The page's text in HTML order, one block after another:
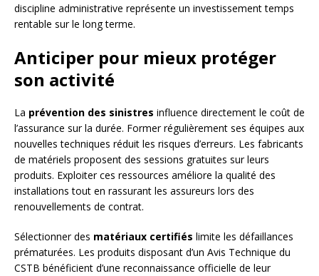
discipline administrative représente un investissement temps
rentable sur le long terme.
Anticiper pour mieux protéger
son activité
La prévention des sinistres influence directement le coût de
l’assurance sur la durée. Former régulièrement ses équipes aux
nouvelles techniques réduit les risques d’erreurs. Les fabricants
de matériels proposent des sessions gratuites sur leurs
produits. Exploiter ces ressources améliore la qualité des
installations tout en rassurant les assureurs lors des
renouvellements de contrat.
Sélectionner des matériaux certifiés limite les défaillances
prématurées. Les produits disposant d’un Avis Technique du
CSTB bénéficient d’une reconnaissance officielle de leur